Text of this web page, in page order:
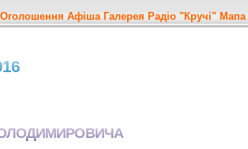
Оголошення Афіша Галерея Радіо "Кручі" Мапа